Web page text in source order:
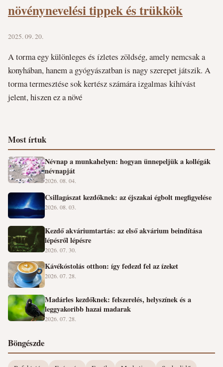
növénynevelési tippek és trükkök
2025. 09. 20.
A torma egy különleges és ízletes zöldség, amely nemcsak a
konyhában, hanem a gyógyászatban is nagy szerepet játszik. A
torma termesztése sok kertész számára izgalmas kihívást
jelent, hiszen ez a növé
Most írtuk
Névnap a munkahelyen: hogyan ünnepeljük a kollégák
névnapját
2026. 08. 04.
Csillagászat kezdőknek: az éjszakai égbolt megfigyelése
2026. 08. 03.
Kezdő akváriumtartás: az első akvárium beindítása
lépésről lépésre
2026. 07. 30.
Kávékóstolás otthon: így fedezd fel az ízeket
2026. 07. 28.
Madárles kezdőknek: felszerelés, helyszínek és a
leggyakoribb hazai madarak
2026. 07. 28.
Böngészde